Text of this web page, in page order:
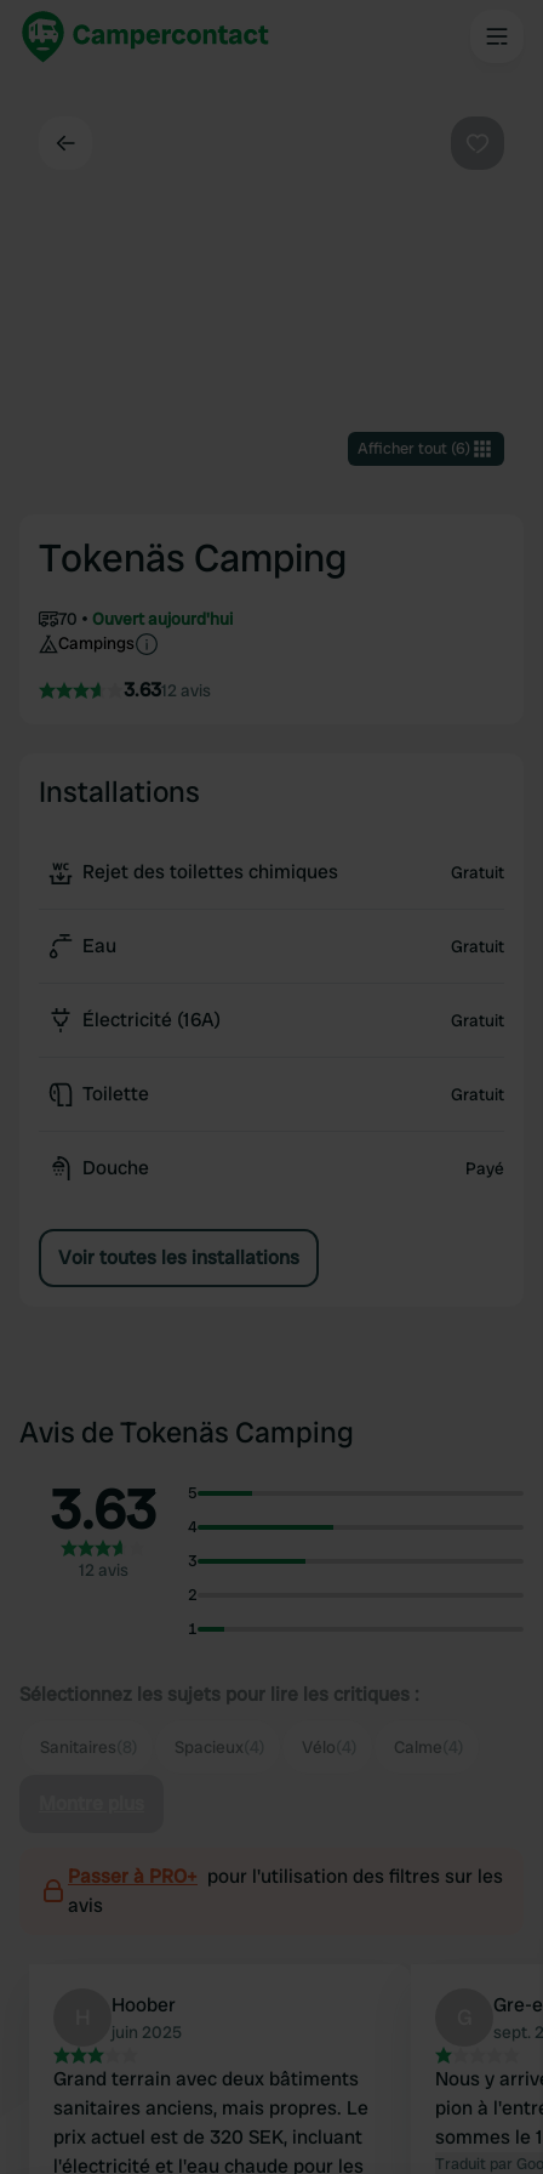
Afficher tout(6)
Tokenäs Camping
70
Ouvert aujourd'hui
Campings
3.6312 avis
Installations
Rejet des toilettes chimiques Gratuit
Eau Gratuit
Électricité (16A) Gratuit
Toilette Gratuit
Douche Payé
Voir toutes les installations
Avis de Tokenäs Camping
3.63
12 avis
5
4
3
2
1
Sélectionnez les sujets pour lire les critiques :
Sanitaires Spacieux Vélo Calme
Passer à PRO+ pour l'utilisation des filtres sur les
avis
Hoober
juin 2025
Grand terrain avec deux bâtiments
sanitaires anciens, mais propres. Le
prix actuel est de 320 SEK, incluant
l'électricité et l'eau chaude pour les
Gre-
sept.
Nous y
pion à
sommes le
Traduit par